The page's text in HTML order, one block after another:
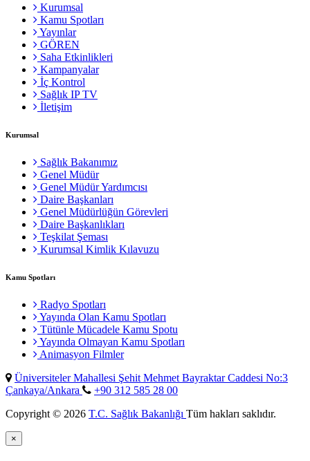
Kurumsal
Kamu Spotları
Yayınlar
GÖREN
Saha Etkinlikleri
Kampanyalar
İç Kontrol
Sağlık IP TV
İletişim
Kurumsal
Sağlık Bakanımız
Genel Müdür
Genel Müdür Yardımcısı
Daire Başkanları
Genel Müdürlüğün Görevleri
Daire Başkanlıkları
Teşkilat Şeması
Kurumsal Kimlik Kılavuzu
Kamu Spotları
Radyo Spotları
Yayında Olan Kamu Spotları
Tütünle Mücadele Kamu Spotu
Yayında Olmayan Kamu Spotları
Animasyon Filmler
Üniversiteler Mahallesi Şehit Mehmet Bayraktar Caddesi No:3
Çankaya/Ankara
+90 312 585 28 00
Copyright © 2026 T.C. Sağlık Bakanlığı Tüm hakları saklıdır.
×